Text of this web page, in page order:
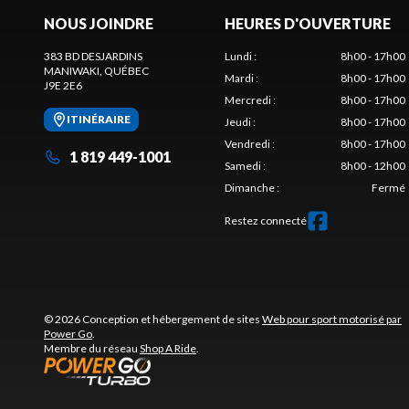
NOUS JOINDRE
383 BD DESJARDINS
MANIWAKI , QUÉBEC
J9E 2E6
ITINÉRAIRE
1 819 449-1001
HEURES D'OUVERTURE
Lundi:
8h00 - 17h00
Mardi:
8h00 - 17h00
Mercredi:
8h00 - 17h00
Jeudi:
8h00 - 17h00
Vendredi:
8h00 - 17h00
Samedi:
8h00 - 12h00
Dimanche: Fermé
Restez connecté
© 2026 Conception et hébergement de sites Web pour sport motorisé par
Power Go
Membre du réseau Shop A Ride